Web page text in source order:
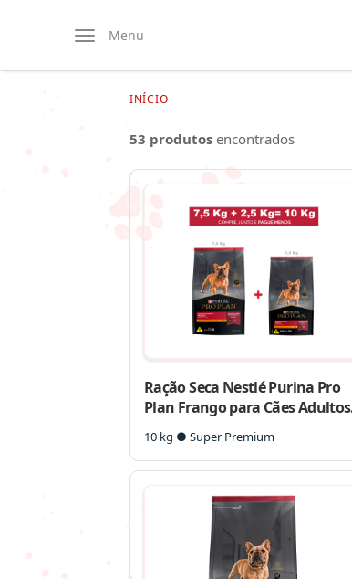
Menu
INÍCIO
53 produtos encontrados
Ração Seca Nestlé Purina Pro
Plan Frango para Cães Adultos
Raças Pequenas
10 kg ● Super Premium